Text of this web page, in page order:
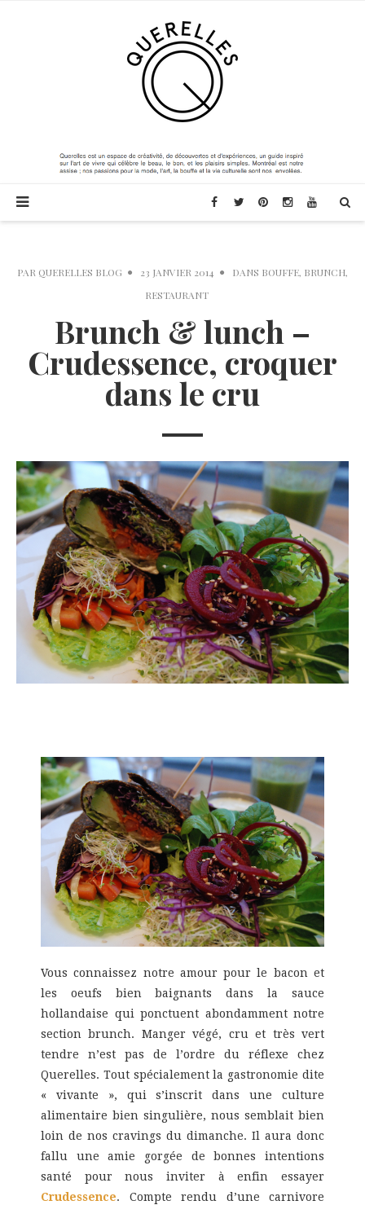
PAR QUERELLES BLOG 23 JANVIER 2014 DANS BOUFFE, BRUNCH,
RESTAURANT
Brunch & lunch –
Crudessence, croquer
dans le cru
Vous connaissez notre amour pour le bacon et
les oeufs bien baignants dans la sauce
hollandaise qui ponctuent abondamment notre
section brunch. Manger végé, cru et très vert
tendre n’est pas de l’ordre du réflexe chez
Querelles. Tout spécialement la gastronomie dite
« vivante », qui s’inscrit dans une culture
alimentaire bien singulière, nous semblait bien
loin de nos cravings du dimanche. Il aura donc
fallu une amie gorgée de bonnes intentions
santé pour nous inviter à enfin essayer
Crudessence. Compte rendu d’une carnivore